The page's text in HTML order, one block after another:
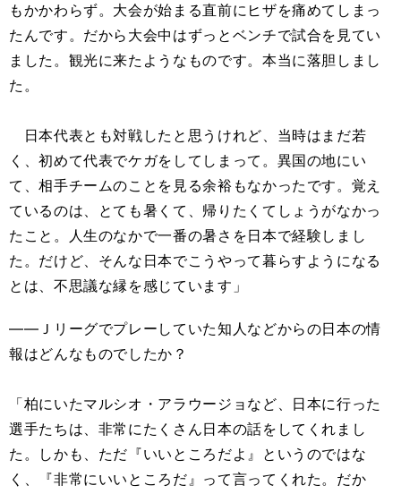
もかかわらず。大会が始まる直前にヒザを痛めてしまっ
たんです。だから大会中はずっとベンチで試合を見てい
ました。観光に来たようなものです。本当に落胆しまし
た。
日本代表とも対戦したと思うけれど、当時はまだ若
く、初めて代表でケガをしてしまって。異国の地にい
て、相手チームのことを見る余裕もなかったです。覚え
ているのは、とても暑くて、帰りたくてしょうがなかっ
たこと。人生のなかで一番の暑さを日本で経験しまし
た。だけど、そんな日本でこうやって暮らすようになる
とは、不思議な縁を感じています」
――Ｊリーグでプレーしていた知人などからの日本の情
報はどんなものでしたか？
「柏にいたマルシオ・アラウージョなど、日本に行った
選手たちは、非常にたくさん日本の話をしてくれまし
た。しかも、ただ『いいところだよ』というのではな
く、『非常にいいところだ』って言ってくれた。だか